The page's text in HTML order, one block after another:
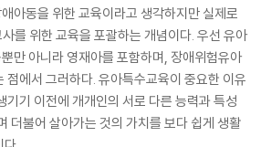
아동을 위한 교육이라고 생각하지만 실제로
를 위한 교육을 포괄하는 개념이다. 우선 유아
만 아니라 영재아를 포함하며, 장애위험유아
점에서 그러하다. 유아특수교육이 중요한 이유
기기 이전에 개개인의 서로 다른 능력과 특성
더불어 살아가는 것의 가치를 보다 쉽게 생활